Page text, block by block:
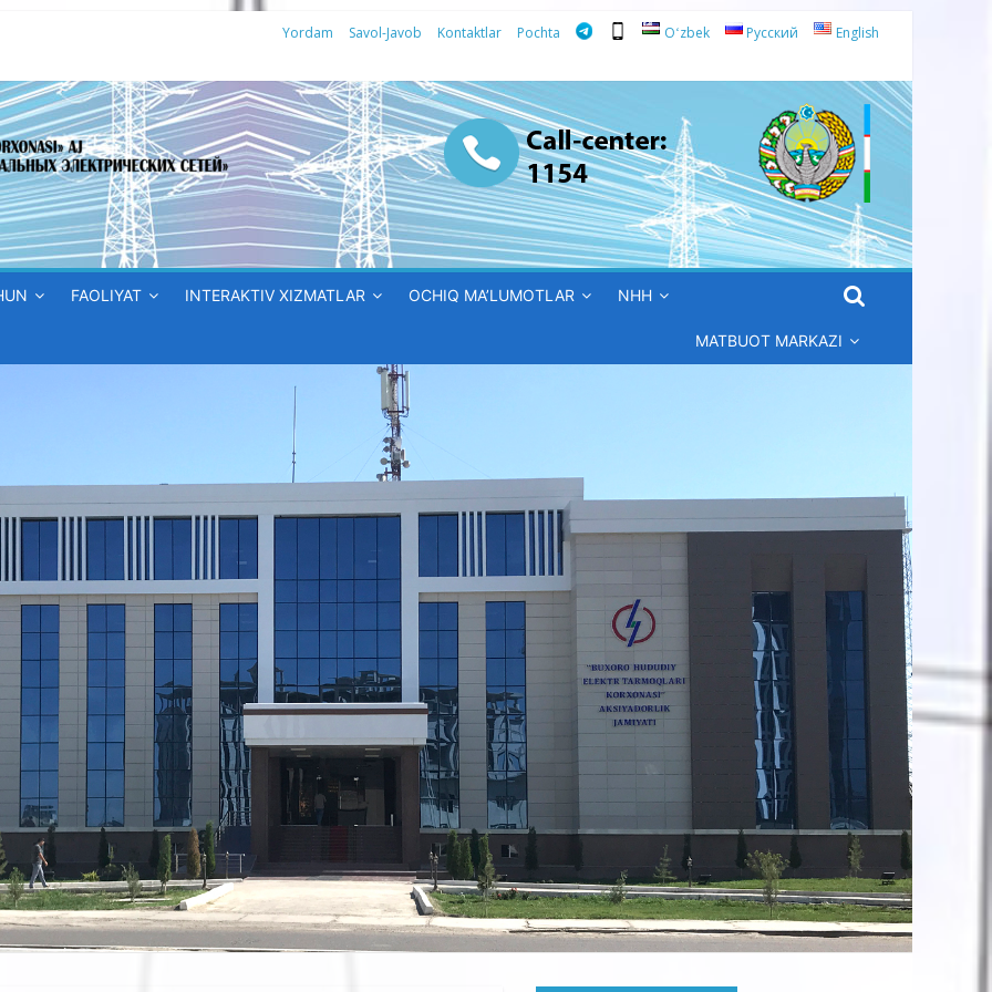
Yordam Savol-Javob Kontaktlar Pochta Oʻzbek Русский English
FAOLIYAT INTERAKTIV XIZMATLAR OCHIQ MA’LUMOTLAR NHH
MATBUOT MARKAZI